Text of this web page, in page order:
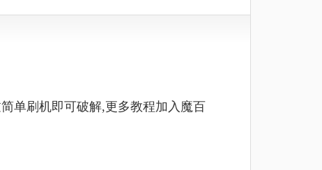
单刷机即可破解,更多教程加入魔百